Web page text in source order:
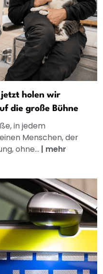
holen wir
die große Bühne
in jedem
Menschen, der
ohne... | mehr